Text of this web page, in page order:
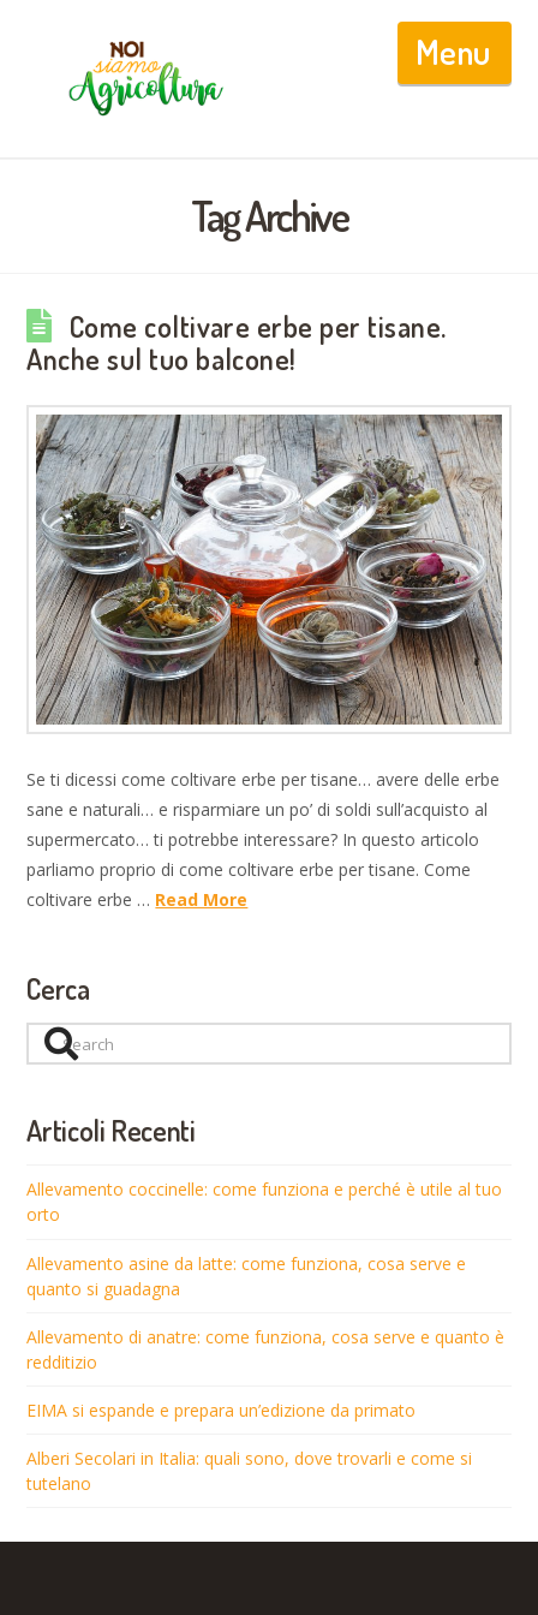
Tag Archive
Come coltivare erbe per tisane.
Anche sul tuo balcone!
Se ti dicessi come coltivare erbe per tisane… avere delle erbe
sane e naturali… e risparmiare un po’ di soldi sull’acquisto al
supermercato… ti potrebbe interessare? In questo articolo
parliamo proprio di come coltivare erbe per tisane. Come
coltivare erbe … Read More
Cerca
Search
Articoli Recenti
Allevamento coccinelle: come funziona e perché è utile al tuo
orto
Allevamento asine da latte: come funziona, cosa serve e
quanto si guadagna
Allevamento di anatre: come funziona, cosa serve e quanto è
redditizio
EIMA si espande e prepara un’edizione da primato
Alberi Secolari in Italia: quali sono, dove trovarli e come si
tutelano